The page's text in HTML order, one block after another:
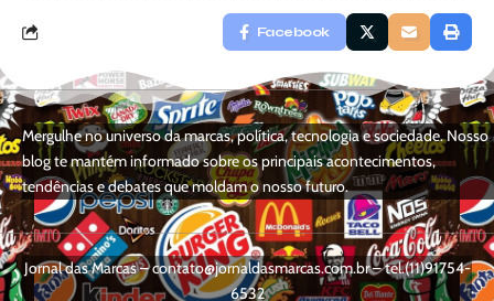
Facebook
Mergulhe no universo da marcas, política, tecnologia e sociedade. Nosso
blog te mantém informado sobre os principais acontecimentos,
tendências e debates que moldam o nosso futuro.
Jornal das Marcas –contato@jornaldasmarcas.com.br– tel.(11)91754-
6532